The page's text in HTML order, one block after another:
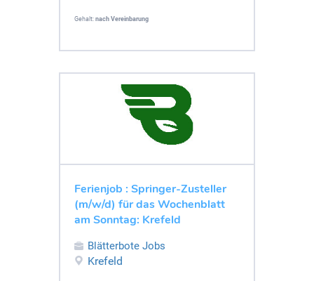
Gehalt: nach Vereinbarung
Ferienjob : Springer-Zusteller
(m/w/d) für das Wochenblatt
am Sonntag: Krefeld
Blätterbote Jobs
Krefeld